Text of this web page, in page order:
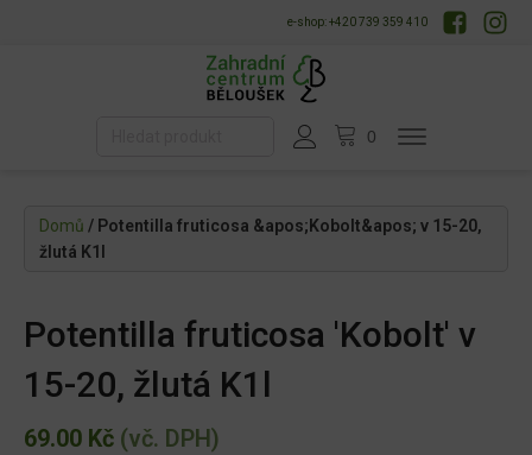
e-shop: +420 739 359 410
Domů / Potentilla fruticosa &apos;Kobolt&apos; v 15-20,
žlutá K1l
Potentilla fruticosa 'Kobolt' v
15-20, žlutá K1l
69.00 Kč (vč. DPH)